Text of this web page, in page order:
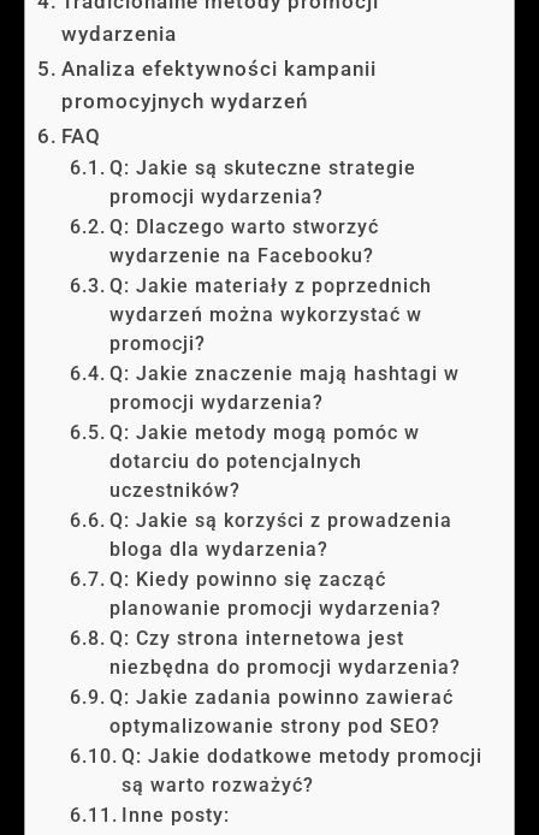
wydarzenia
Analiza efektywności kampanii
promocyjnych wydarzeń
FAQ
Q: Jakie są skuteczne strategie
promocji wydarzenia?
Q: Dlaczego warto stworzyć
wydarzenie na Facebooku?
Q: Jakie materiały z poprzednich
wydarzeń można wykorzystać w
promocji?
Q: Jakie znaczenie mają hashtagi w
promocji wydarzenia?
Q: Jakie metody mogą pomóc w
dotarciu do potencjalnych
uczestników?
Q: Jakie są korzyści z prowadzenia
bloga dla wydarzenia?
Q: Kiedy powinno się zacząć
planowanie promocji wydarzenia?
Q: Czy strona internetowa jest
niezbędna do promocji wydarzenia?
Q: Jakie zadania powinno zawierać
optymalizowanie strony pod SEO?
Q: Jakie dodatkowe metody promocji
są warto rozważyć?
Inne posty: